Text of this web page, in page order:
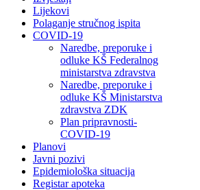
Lijekovi
Polaganje stručnog ispita
COVID-19
Naredbe, preporuke i
odluke KŠ Federalnog
ministarstva zdravstva
Naredbe, preporuke i
odluke KŠ Ministarstva
zdravstva ZDK
Plan pripravnosti-
COVID-19
Planovi
Javni pozivi
Epidemiološka situacija
Registar apoteka